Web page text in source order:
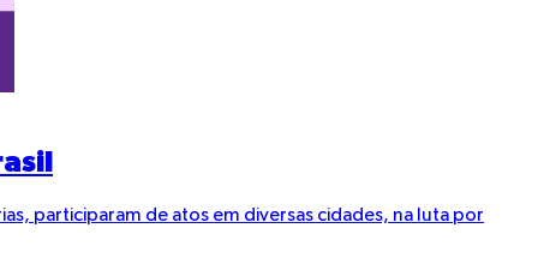
participaram de atos em diversas cidades, na luta por